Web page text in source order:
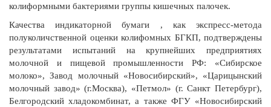
колиформными бактериями группы кишечных палочек.
Качества индикаторной бумаги , как экспресс-метода
полуколичственной оценки колифомных БГКП, подтверждены
результатами испытаний на крупнейших предприятиях
молочной и пищевой промышленности РФ: «Сибирское
молоко», Завод молочный «Новосибирский», «Царицынский
молочный завод» (г.Москва), «Петмол» (г. Санкт Петербург),
Белгородский хладокомбинат, а также ФГУ «Новосибирский